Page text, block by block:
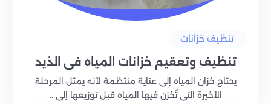
تنظيف خزانات
تنظيف وتعقيم خزانات المياه في الذيد
يحتاج خزان المياه إلى عناية منتظمة لأنه يمثل المرحلة
الأخيرة التي تُخزن فيها المياه قبل توزيعها إلى ..